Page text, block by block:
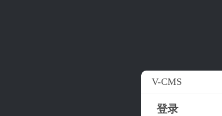
V-CMS
登录